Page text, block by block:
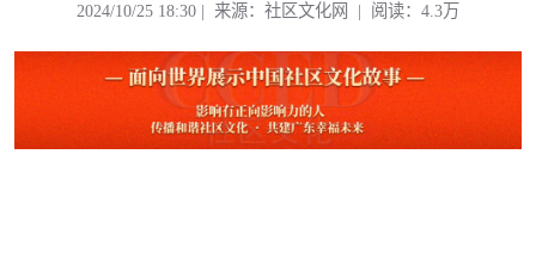
2024/10/25 18:30 | 来源：社区文化网 | 阅读：4.3万